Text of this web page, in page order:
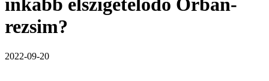
inkább elszigetelődő Orbán-
rezsim?
2022-09-20